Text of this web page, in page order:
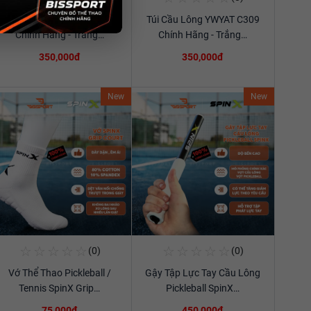
Xem chi tiết
Túi Cầu Lông YWYAT C309
Chính Hãng - Trắng…
350,000đ
Xem chi tiết
Túi Cầu Lông YWYAT C309
Chính Hãng - Trắng…
350,000đ
New
(0)
Vớ Thể Thao Pickleball /
Tennis SpinX Grip…
New
Xem chi tiết
(0)
Gậy Tập Lực Tay Cầu Lông
Pickleball SpinX…